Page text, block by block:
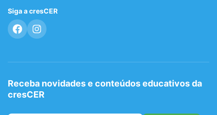
Siga a cresCER
Receba novidades e conteúdos educativos da
cresCER